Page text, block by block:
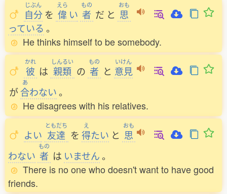
じぶん
自分 を
えら
偉 い
もの
者 だ と
おも
思
っている 。
He thinks himself to be somebody.
かれ
彼 は
しんるい
親類 の
もの
者 と
いけん
意見
が
あ
合わない。
He disagrees with his relatives.
よい
ともだち
友達 を
え
得たい と
おも
思
わない
もの
者 は いません。
There is no one who doesn't want to have good
friends.